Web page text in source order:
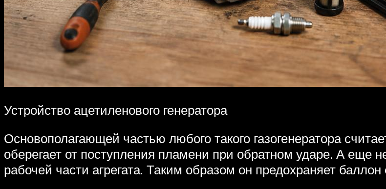
Устройство ацетиленового генератора
Основополагающей частью любого такого газогенератора
оберегает от поступления пламени при обратном ударе. А еще
рабочей части агрегата. Таким образом он предохраняет баллон